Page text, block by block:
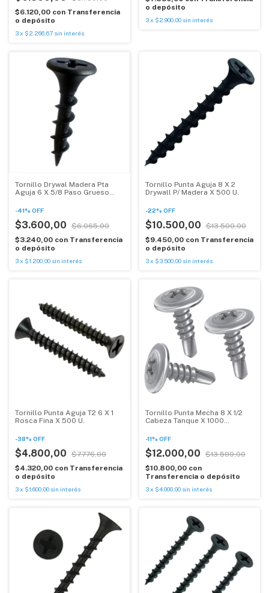
$6.120,00 con Transferencia
o depósito
3x $2.266,67 sin interés
o depósito
3 x $2.900,00 sin interés
Tornillo Drywal Madera Pta
Aguja 6 X 5/8 Paso Grueso
-41% OFF
$3.600,00
$6.065,00
$3.240,00 con Transferencia
o depósito
3x $1.200,00 sin interés
Tornillo Punta Aguja 8 X 2
Drywall P/ Madera X 500 U.
-22% OFF
$10.500,00
$13.500,00
$9.450,00 con Transferencia
o depósito
3 x $3.500,00 sin interés
Tornillo Punta Aguja T2 6 X 1
Rosca Fina X 500 U.
-38% OFF
$4.800,00
$7.776,00
$4.320,00 con Transferencia
o depósito
3x $1.600,00 sin interés
Tornillo Punta Mecha 8 X 1/2
Cabeza Tanque X 1000
-11% OFF
$12.000,00
$13.500,00
$10.800,00 con
Transferencia o depósito
3 x $4.000,00 sin interés